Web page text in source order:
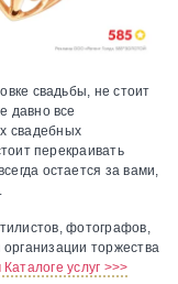
свадьбы, не стоит
давно все
свадебных
перекраивать
остается за вами,
фотографов,
торжества
услуг >>>